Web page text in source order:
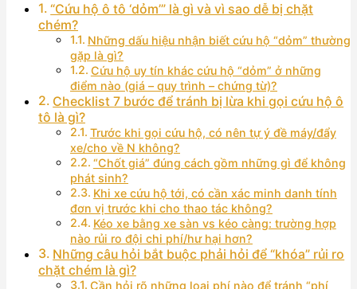
“Cứu hộ ô tô ‘dỏm’” là gì và vì sao dễ bị chặt
chém?
Những dấu hiệu nhận biết cứu hộ “dỏm” thường
gặp là gì?
Cứu hộ uy tín khác cứu hộ “dỏm” ở những
điểm nào (giá – quy trình – chứng từ)?
Checklist 7 bước để tránh bị lừa khi gọi cứu hộ ô
tô là gì?
Trước khi gọi cứu hộ, có nên tự ý đề máy/đẩy
xe/cho về N không?
“Chốt giá” đúng cách gồm những gì để không
phát sinh?
Khi xe cứu hộ tới, có cần xác minh danh tính
đơn vị trước khi cho thao tác không?
Kéo xe bằng xe sàn vs kéo càng: trường hợp
nào rủi ro đội chi phí/hư hại hơn?
Những câu hỏi bắt buộc phải hỏi để “khóa” rủi ro
chặt chém là gì?
Cần hỏi rõ những loại phí nào để tránh “phí